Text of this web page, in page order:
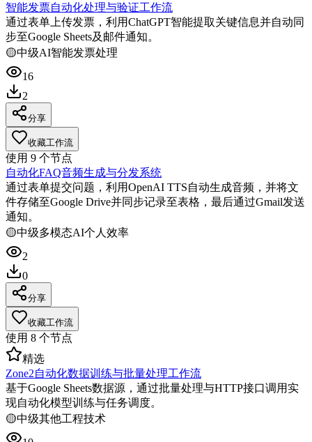
智能发票自动化处理与验证工作流
通过表单上传发票，利用ChatGPT智能提取关键信息并自动同
步至Google Sheets及邮件通知。
🟡中级AI智能发票处理
16
2
分享
收藏工作流
使用 9 个节点
自动化FAQ音频生成与分发系统
通过表单提交问题，利用OpenAI TTS自动生成音频，并将文
件存储至Google Drive并同步记录至表格，最后通过Gmail发送
通知。
🟡中级多模态AI个人效率
2
0
分享
收藏工作流
使用 8 个节点
精选
Zone2自动化数据训练与批量处理工作流
基于Google Sheets数据源，通过批量处理与HTTP接口调用实
现自动化模型训练与任务调度。
🟡中级其他工程技术